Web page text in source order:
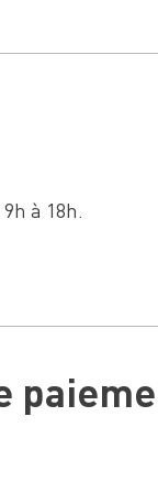
à 18h.